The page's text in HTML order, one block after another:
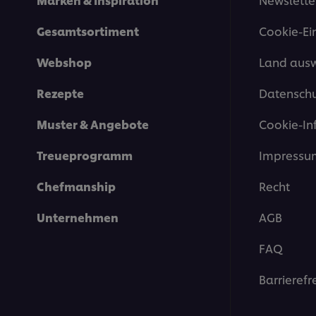
Gesamtsortiment
Webshop
Rezepte
Muster & Angebote
Treueprogramm
Chefmanship
Unternehmen
Cookie-
Land
Cookie-
Recht
AGB
FAQ